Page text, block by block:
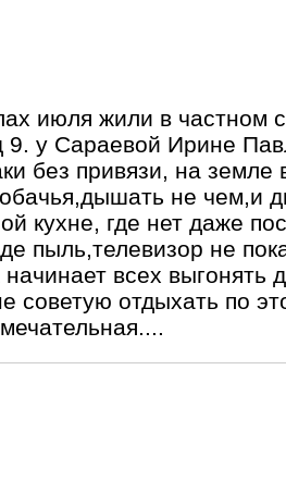
июля жили в частном
9. у Сараевой Ирине
без привязи, на земле
не чем,и
кухне, где нет даже
пыль,телевизор не
начинает всех выгонять
советую отдыхать по